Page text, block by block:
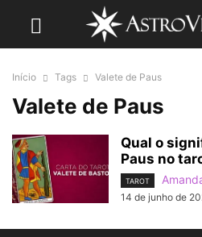
Início Tags Valete de Paus
Valete de Paus
Qual o
Paus no
TAROT
14 de junho de